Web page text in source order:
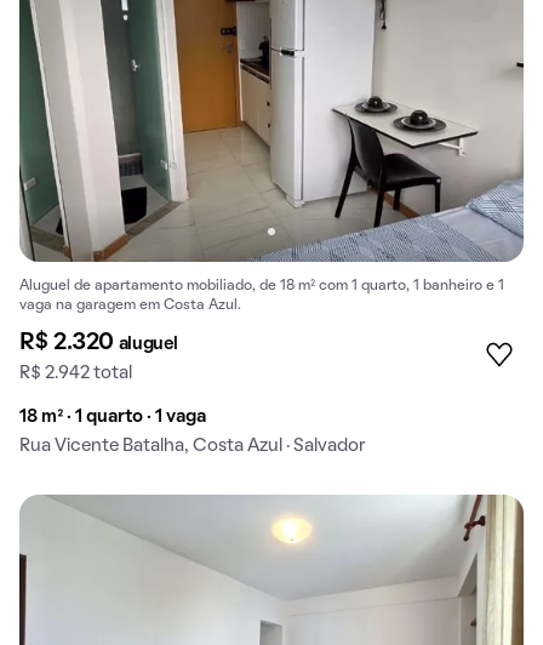
Aluguel de apartamento mobiliado, de 18 m² com 1 quarto, 1 banheiro e 1
vaga na garagem em Costa Azul.
R$ 2.320 aluguel
R$ 2.942 total
18 m² · 1 quarto · 1 vaga
Rua Vicente Batalha, Costa Azul · Salvador